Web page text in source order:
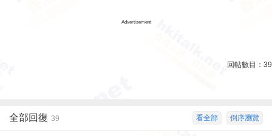
Advertisement
回帖數目： 39
倒序瀏覽
看全部
全部回復 39